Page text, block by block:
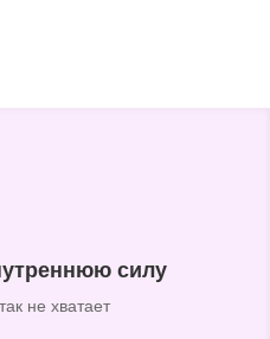
силу
не хватает